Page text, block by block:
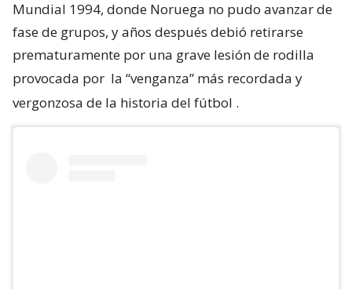
Mundial 1994, donde Noruega no pudo avanzar de
fase de grupos, y años después debió retirarse
prematuramente por una grave lesión de rodilla
provocada por la “venganza” más recordada y
vergonzosa de la historia del fútbol .